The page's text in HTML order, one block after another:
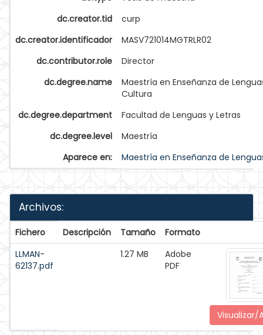
dc.creator.tid
curp
dc.creator.identificador
MASV721014MGTRLR02
dc.contributor.role
Director
dc.degree.name
Maestría en Enseñanza de
Cultura
dc.degree.department
Facultad de Lenguas y Letras
dc.degree.level
Maestría
Aparece en:
Maestría en Enseñanza de
Archivos:
Fichero Descripción Tamaño
Formato
LLMAN-
62137.pdf
1.27 MB
Adobe
PDF
Visualizar/